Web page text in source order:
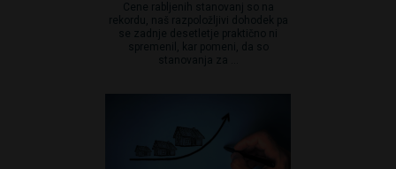
Cene rabljenih stanovanj so na
rekordu, naš razpoložljivi dohodek pa
se zadnje desetletje praktično ni
spremenil, kar pomeni, da so
stanovanja za ...